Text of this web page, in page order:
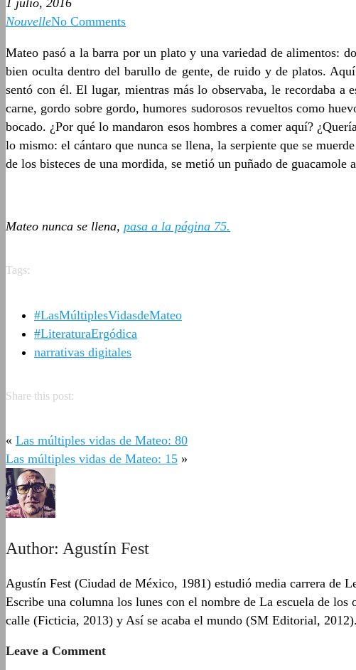
1 julio, 2016
NouvelleNo Comments
Mateo pasó a la barra por un plato y una variedad de alimentos:
bien oculta dentro del barullo de gente, de ruido y de platos.
sentó con él. El lugar, mientras más lo observaba, le recordaba a
carne, gordo sobre gordo, humores sudorosos revueltos como
bocado. ¿Por qué lo mandaron esos hombres a comer aquí?
lo mismo: el cántaro que nunca se llena, la serpiente que se
de los bisteces de una mordida, se metió un puñado de
Mateo nunca se llena, pasa a la página 75.
Tags:
#LasMúltiplesVidasdeMateo
#LiteraturaErgódica
narrativas digitales
Share this post:
« Las múltiples vidas de Mateo: 80
Las múltiples vidas de Mateo: 15 »
Author: Agustín Fest
Agustín Fest (Ciudad de México, 1981) estudió media carrera de
Escribe una columna los lunes con el nombre de La escuela de
calle (Ficticia, 2013) y Así se acaba el mundo (SM Editorial,
Leave a Comment